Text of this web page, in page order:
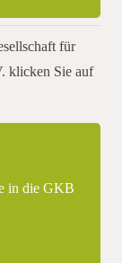
für
klicken Sie auf
in die GKB